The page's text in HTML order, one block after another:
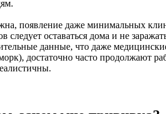
появление даже минимальных
оставаться дома и не
данные, что даже
достаточно часто продолжают